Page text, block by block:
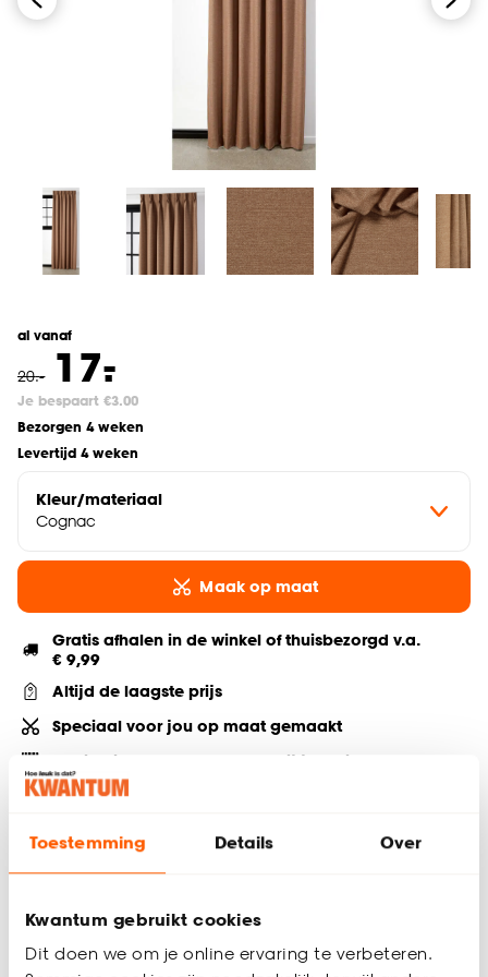
Toestemming Details Over
Kwantum gebruikt cookies
Dit doen we om je online ervaring te verbeteren.
al vanaf
20.- 17.
-
Je bespaart €3.00
Bezorgen 4 weken
Levertijd 4 weken
Kleur/materiaal
Cognac
Maak op maat
Gratis afhalen in de winkel of thuisbezorgd v.a.
€ 9,99
Altijd de laagste prijs
Speciaal voor jou op maat gemaakt
Advies, inmeten & montage bij je thuis
Productomschrijving
Lichtdoorlatende gordijnstof Loek in de kleur cognac voor